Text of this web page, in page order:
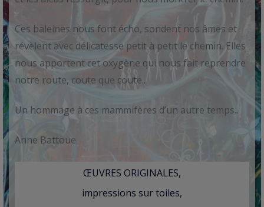
Ces baleines nous font écho, sondent nos âmes et
révèlent avec délicatesse petit à petit le chemin. Elles
nous apportent cet oxygène qui nous fait reprendre
notre route, coute que coute..
Un hommage à ces mammifères d’un autre temps..
Anne Battoue
ŒUVRES ORIGINALES,
impressions sur toiles,